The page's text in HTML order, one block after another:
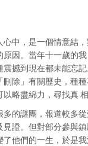
中，是一個情意結
因。當年十一歲的
震撼到現在都未能忘
刪除」有關歷史，種
略盡綿力，尋找真 相
的謎團，報道較多
證。但對部分參與
了他們的一生，於是